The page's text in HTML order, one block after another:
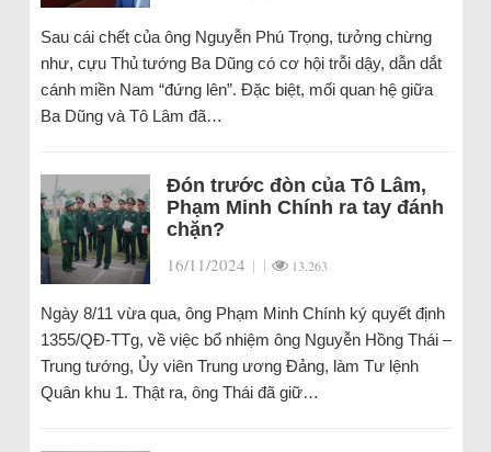
Sau cái chết của ông Nguyễn Phú Trọng, tưởng chừng
như, cựu Thủ tướng Ba Dũng có cơ hội trỗi dậy, dẫn dắt
cánh miền Nam “đứng lên”. Đặc biệt, mối quan hệ giữa
Ba Dũng và Tô Lâm đã…
Đón trước đòn của Tô Lâm,
Phạm Minh Chính ra tay đánh
chặn?
16/11/2024 | | 13.263
Ngày 8/11 vừa qua, ông Phạm Minh Chính ký quyết định
1355/QĐ-TTg, về việc bổ nhiệm ông Nguyễn Hồng Thái –
Trung tướng, Ủy viên Trung ương Đảng, làm Tư lệnh
Quân khu 1. Thật ra, ông Thái đã giữ…